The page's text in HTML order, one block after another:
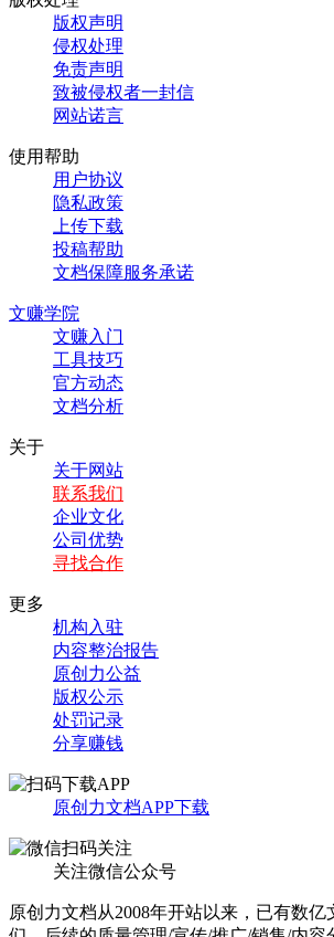
版权声明
侵权处理
免责声明
致被侵权者一封信
网站诺言
使用帮助
用户协议
隐私政策
上传下载
投稿帮助
文档保障服务承诺
文赚学院
文赚入门
工具技巧
官方动态
文档分析
关于
关于网站
联系我们
企业文化
公司优势
寻找合作
更多
机构入驻
内容整治报告
原创力公益
版权公示
处罚记录
分享赚钱
原创力文档APP下载
关注微信公众号
原创力文档从2008年开站以来，已有数